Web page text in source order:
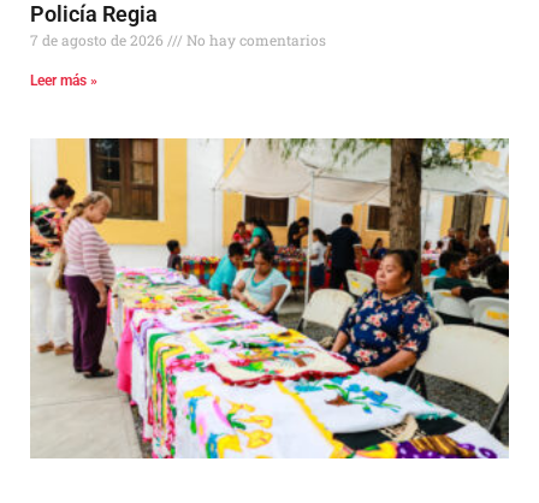
Policía Regia
7 de agosto de 2026 No hay comentarios
Leer más »